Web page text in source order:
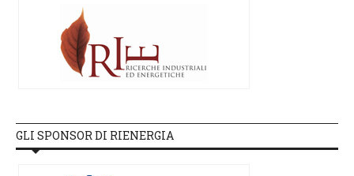
GLI SPONSOR DI RIENERGIA